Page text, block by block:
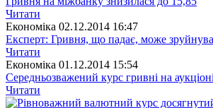
Читати
Економіка 02.12.2014 16:47
Експерт: Гривня, що падає, може
Читати
Економіка 01.12.2014 15:54
Середньозважений курс гривні на
Читати